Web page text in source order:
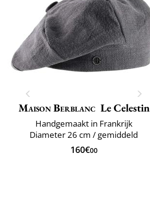
Maison Berblanc Le Celestin
Handgemaakt in Frankrijk
Diameter 26 cm / gemiddeld
160€00